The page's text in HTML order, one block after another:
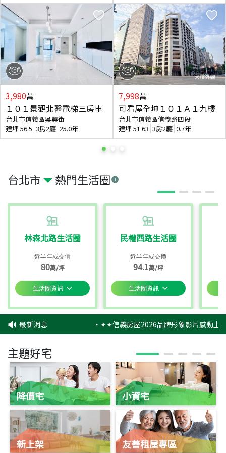
台北市 熱門生活圈
林森北路生活圈
近半年成交價
80萬/坪
生活圈資訊
民權西路生活圈
近半年成交價
94.1萬/坪
生活圈資訊
3,980萬
１０１景觀北醫電梯三房車
台北市信義區吳興街
建坪56.5 3房2廳 25.0年
7,998萬
可看屋全坤１０１Ａ１九樓
台北市信義區信義路四段
建坪51.63 3房2廳 0.7年
最新消息 ‧✦✦信義房屋2026品牌形象影片感動上
主題好宅
降價宅
新上架
小資宅
友善租屋專區